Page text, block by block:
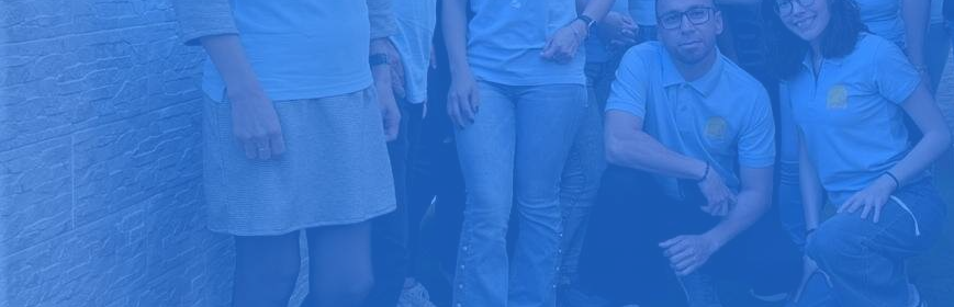
Más de 1000 clientes confían en nosotros